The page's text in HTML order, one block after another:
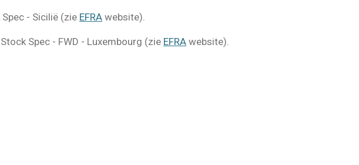
- Sicilië (zie EFRA website).
Spec - FWD - Luxembourg (zie EFRA website).